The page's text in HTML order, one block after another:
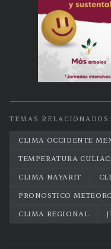
TEMAS RELACIONADOS:
CLIMA OCCIDENTE
TEMPERATURA
CLIMA NAYARIT
PRONOSTICO
CLIMA REGIONAL